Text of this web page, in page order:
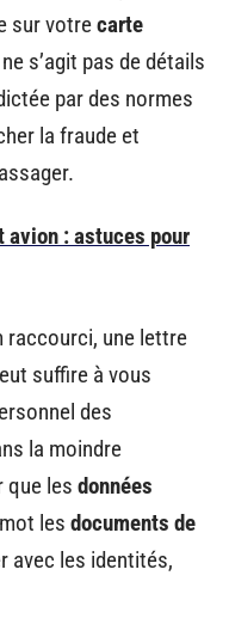
sur votrecarte
s’agit pas de détails
par des normes
la fraude et
avion : astuces pour
raccourci, une lettre
suffire à vous
des
la moindre
que les données
les documents de
avec les identités,